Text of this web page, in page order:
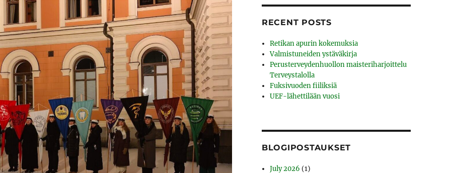
RECENT POSTS
Retikan apurin kokemuksia
Valmistuneiden ystäväkirja
Perusterveydenhuollon maisteriharjoittelu
Terveystalolla
Fuksivuoden fiiliksiä
UEF-lähettilään vuosi
BLOGIPOSTAUKSET
July 2026 (1)